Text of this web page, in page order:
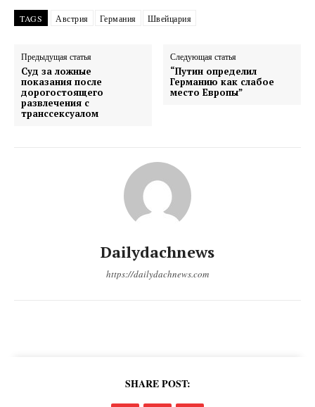
TAGS Австрия Германия Швейцария
Предыдущая статья
Суд за ложные
показания после
дорогостоящего
развлечения с
транссексуалом
Следующая статья
“Путин определил
Германию как слабое
место Европы”
Dailydachnews
https://dailydachnews.com
SHARE POST: